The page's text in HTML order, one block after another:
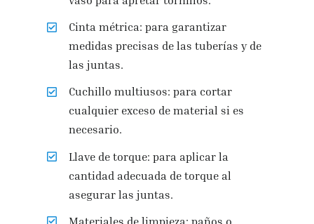
Cinta métrica: para garantizar
medidas precisas de las tuberías y de
las juntas.
Cuchillo multiusos: para cortar
cualquier exceso de material si es
necesario.
Llave de torque: para aplicar la
cantidad adecuada de torque al
asegurar las juntas.
Materiales de limpieza: paños o